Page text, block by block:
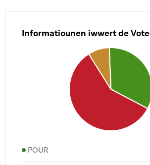
Informatiounen iwwert de Vote
POUR